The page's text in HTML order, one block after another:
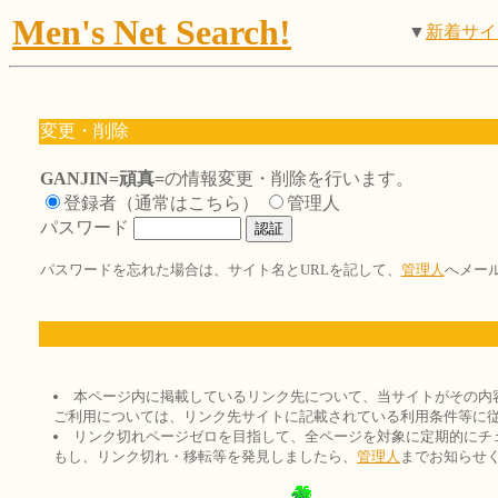
Men's Net Search! ▼ 新着サ
変更・削除
GANJIN=頑真=の情報変更・削除を行います。
登録者（通常はこちら）
管理人
パスワード
パスワードを忘れた場合は、サイト名とURLを記して、 管理人へメー
本ページ内に掲載しているリンク先について、当サイトがその
ご利用については、リンク先サイトに記載されている利用条件等に
リンク切れページゼロを目指して、全ページを対象に定期的に
もし、リンク切れ・移転等を発見しましたら、 管理人 までお知らせ